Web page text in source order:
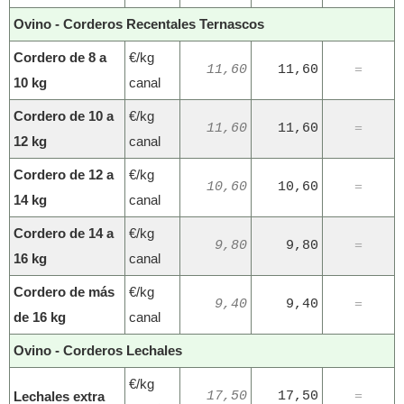
Ovino - Corderos Recentales Ternascos
Cordero de 8 a
10 kg
€/kg
canal
11,60 11,60 =
Cordero de 10 a
12 kg
€/kg
canal
11,60 11,60 =
Cordero de 12 a
14 kg
€/kg
canal
10,60 10,60 =
Cordero de 14 a
16 kg
€/kg
canal
9,80 9,80 =
Cordero de más
de 16 kg
€/kg
canal
9,40 9,40 =
Ovino - Corderos Lechales
Lechales extra
€/kg
17,50 17,50 =